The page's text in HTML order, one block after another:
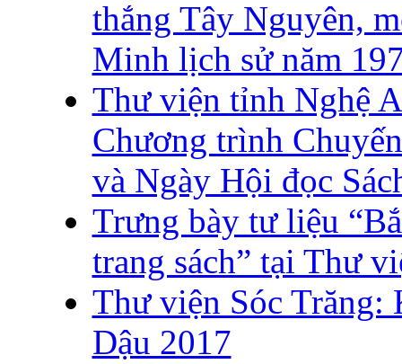
thắng Tây Nguyên,
Minh lịch sử năm
Thư viện tỉnh Nghệ
Chương trình
và Ngày Hội đọc
Trưng bày tư liệu
trang sách” tại Thư
Thư viện Sóc
Dậu 2017